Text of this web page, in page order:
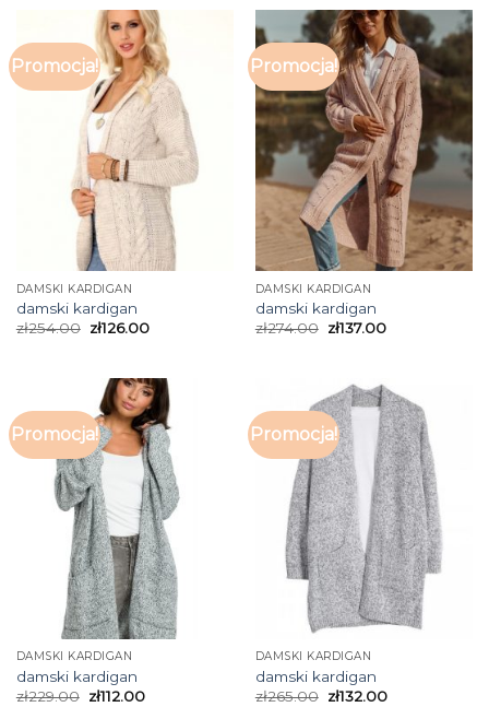
Promocja!
DAMSKI KARDIGAN
damski kardigan
zł254.00 zł126.00
Promocja!
DAMSKI KARDIGAN
damski kardigan
zł274.00 zł137.00
Promocja!
DAMSKI KARDIGAN
damski kardigan
zł229.00 zł112.00
Promocja!
DAMSKI KARDIGAN
damski kardigan
zł265.00 zł132.00